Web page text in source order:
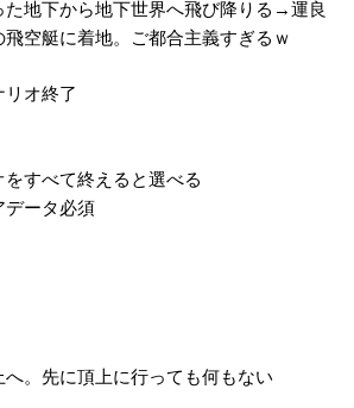
た地下から地下世界へ飛び降りる→運良
飛空艇に着地。ご都合主義すぎるｗ
オ終了
すべて終えると選べる
データ必須
。先に頂上に行っても何もない